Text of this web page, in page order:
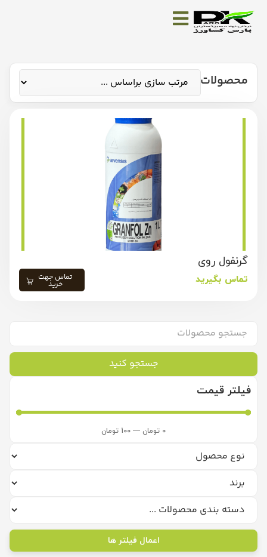
جستجو کنید
فیلتر قیمت
0 تومان —
100 تومان
اعمال فیلتر ها
محصولات
گرنفول روی
تماس بگیرید تماس جهت
خرید